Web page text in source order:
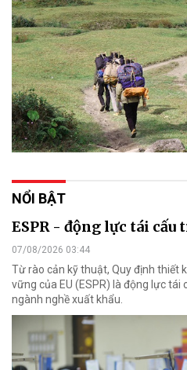
NỔI BẬT
ESPR - động lực tái cấu
07/08/2026 03:44
Từ rào cản kỹ thuật, Quy định thiết
vững của EU (ESPR) là động lực
ngành nghề xuất khẩu.